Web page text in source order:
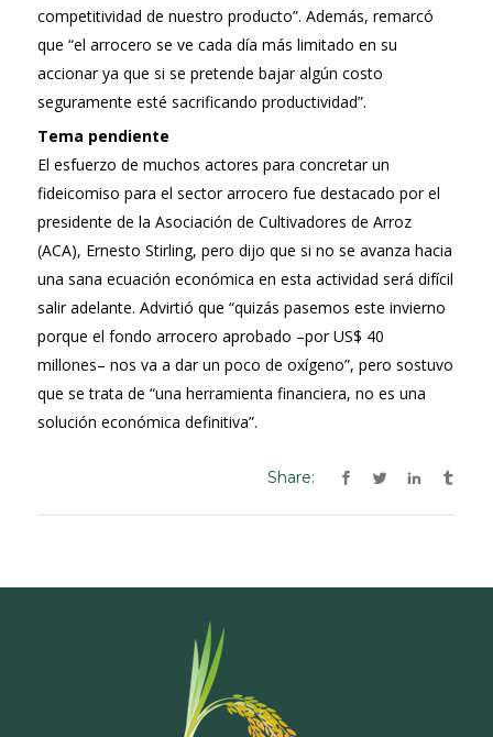
competitividad de nuestro producto”. Además, remarcó
que “el arrocero se ve cada día más limitado en su
accionar ya que si se pretende bajar algún costo
seguramente esté sacrificando productividad”.
Tema pendiente
El esfuerzo de muchos actores para concretar un
fideicomiso para el sector arrocero fue destacado por el
presidente de la Asociación de Cultivadores de Arroz
(ACA), Ernesto Stirling, pero dijo que si no se avanza hacia
una sana ecuación económica en esta actividad será difícil
salir adelante. Advirtió que “quizás pasemos este invierno
porque el fondo arrocero aprobado –por US$ 40
millones– nos va a dar un poco de oxígeno”, pero sostuvo
que se trata de “una herramienta financiera, no es una
solución económica definitiva”.
Share: